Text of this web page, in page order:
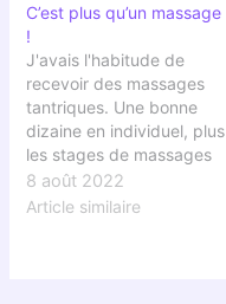
de body-body. Cela me
plaisait car j'étais dans
une quête de satisfaire
mes désires et
phantasmes.
C’est plus qu’un massage
!
J'avais l'habitude de
recevoir des massages
tantriques. Une bonne
dizaine en individuel, plus
les stages de massages
que j'ai fait. Je ne saurais
expliquer ce qu'il s'est
8 août 2022
Article similaire